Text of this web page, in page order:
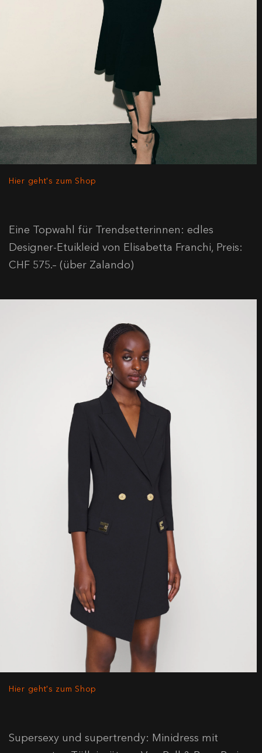
Hier geht's zum Shop
Eine Topwahl für Trendsetterinnen: edles
Designer-Etuikleid von Elisabetta Franchi, Preis:
CHF 575.– (über Zalando)
Hier geht's zum Shop
Supersexy und supertrendy: Minidress mit